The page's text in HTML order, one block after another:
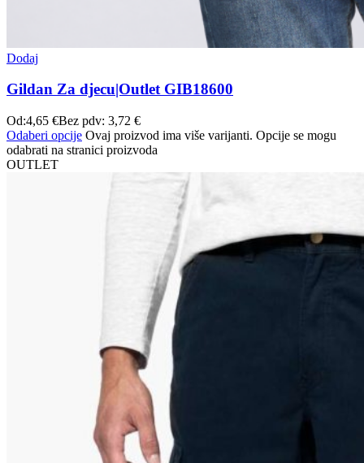
Dodaj
Gildan Za djecu|Outlet GIB18600
Od:4,65 €Bez pdv: 3,72 €
Odaberi opcije Ovaj proizvod ima više varijanti. Opcije se mogu
odabrati na stranici proizvoda
OUTLET